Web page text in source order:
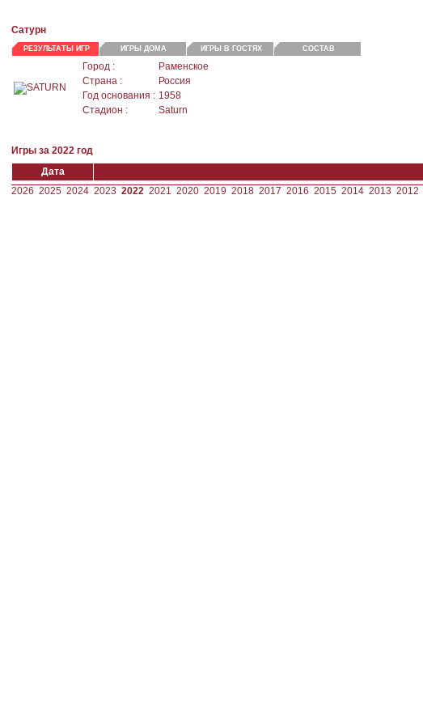
Сатурн
РЕЗУЛЬТАТЫ ИГР ИГРЫ ДОМА ИГРЫ В ГОСТЯХ СОСТАВ
Город :
Раменское
Страна :
Россия
Год основания : 1958
Стадион :
Saturn
Игры за 2022 год
Дата
2026 2025 2024 2023 2022 2021 2020 2019 2018 2017 2016 2015 2014 2013 2012